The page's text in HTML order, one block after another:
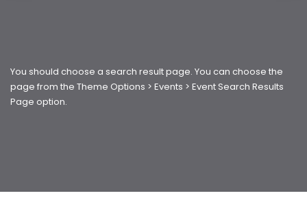
You should choose a search result page. You can choose the
page from the Theme Options > Events > Event Search Results
Page option.